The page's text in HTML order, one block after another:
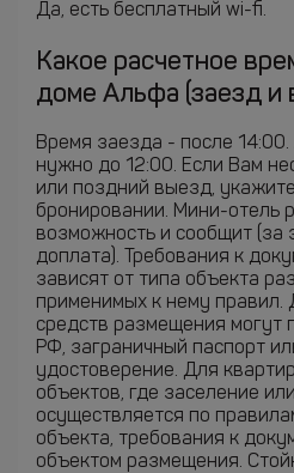
Да, есть бесплатный wi-fi.
Какое расчетное
доме Альфа (заезд и
Время заезда - после
нужно до 12:00. Если Вам
или поздний выезд,
бронировании. Мини-отель
возможность и сообщит (за
доплата). Требования к
зависят от типа объекта
применимых к нему правил.
средств размещения могут
РФ, заграничный паспорт
удостоверение. Для
объектов, где заселение
осуществляется по
объекта, требования к
объектом размещения.